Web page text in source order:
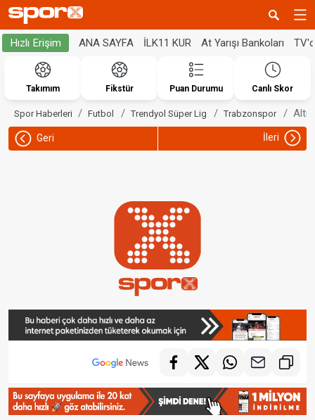
Hızlı Erişim ANA SAYFA İLK11 KUR At Yarışı Bankoları
Takımım Fikstür Puan Durumu Canlı Skor
Spor Haberleri Futbol Trendyol Süper Lig Trabzonspor
Geri İleri